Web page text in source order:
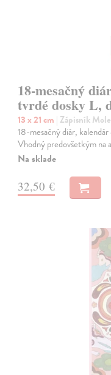
18-mesačný
tvrdé dosky L,
13 x 21 cm | Zápisník
18-mesačný diár,
Vhodný predovšetkým na
Na sklade
32,50 €